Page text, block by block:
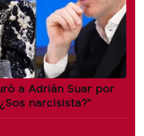
a Adrián Suar por
narcisista?"